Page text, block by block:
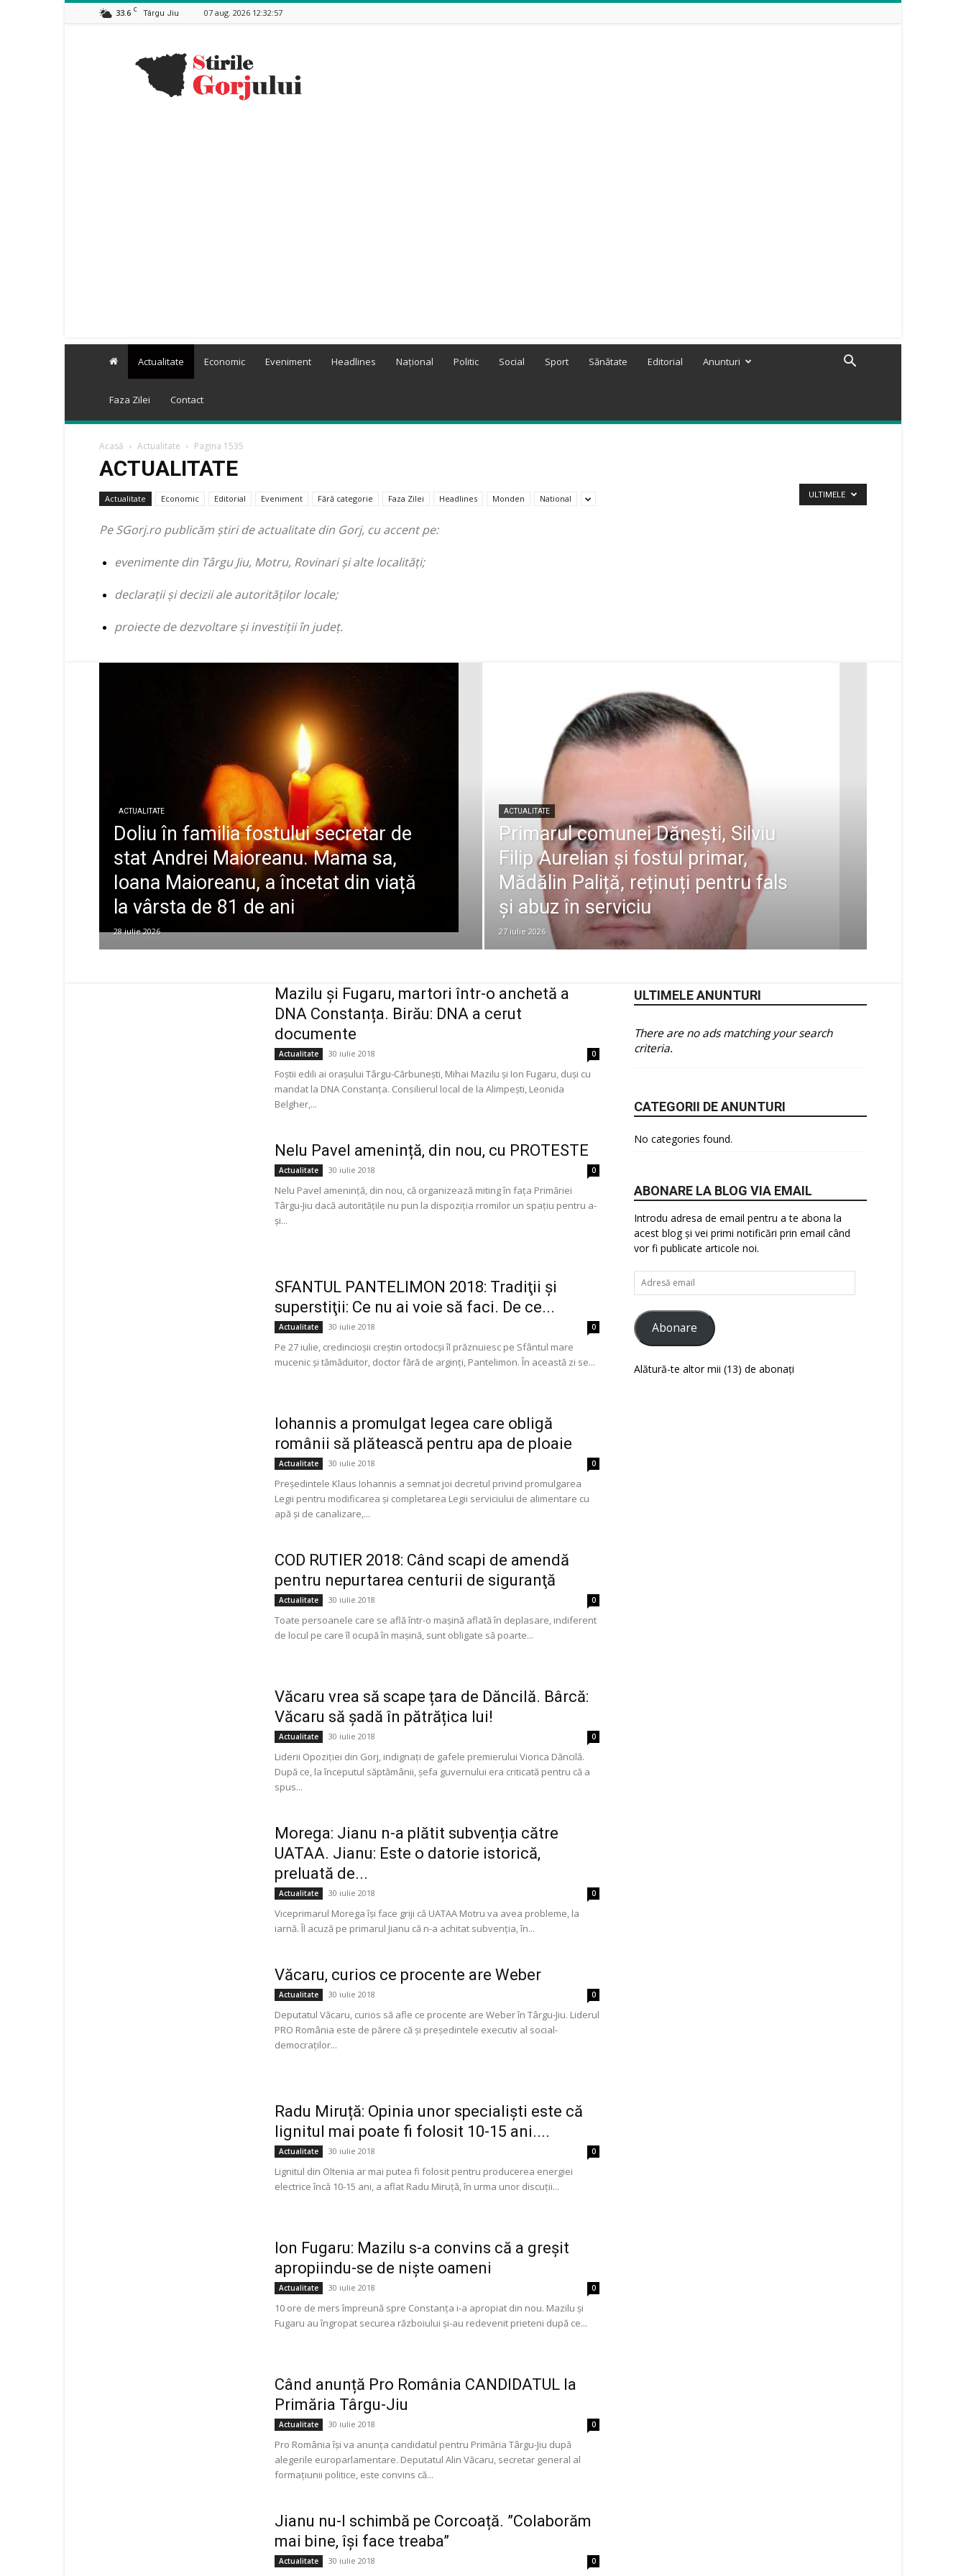
33.6 C Târgu Jiu 07 aug. 2026 12:32:57
Gorj
Actualitate Economic Eveniment Headlines Național Politic Social Sport Sănătate Editorial Anunturi
Faza Zilei Contact
Acasă Actualitate Pagina 1535
ACTUALITATE
Actualitate Economic Editorial Eveniment Fără categorie Faza Zilei Headlines Monden National
Pe SGorj.ro publicăm știri de actualitate din Gorj, cu accent pe:
evenimente din Târgu Jiu, Motru, Rovinari și alte localități;
declarații și decizii ale autorităților locale;
proiecte de dezvoltare și investiții în județ.
ULTIMELE
ACTUALITATE
Doliu în familia fostului secretar de
stat Andrei Maioreanu. Mama sa,
Ioana Maioreanu, a încetat din viață
la vârsta de 81 de ani
28 iulie 2026
ACTUALITATE
Primarul comunei Dănești, Silviu
Filip Aurelian și fostul primar,
Mădălin Paliță, reținuți pentru fals
și abuz în serviciu
27 iulie 2026
Mazilu și Fugaru, martori într-o anchetă a
DNA Constanța. Birău: DNA a cerut
documente
Actualitate 30 iulie 2018 0
Foștii edili ai orașului Târgu-Cărbunești, Mihai Mazilu și Ion Fugaru, duși cu
mandat la DNA Constanța. Consilierul local de la Alimpești, Leonida
Belgher,...
Nelu Pavel amenință, din nou, cu PROTESTE
Actualitate 30 iulie 2018 0
Nelu Pavel amenință, din nou, că organizează miting în fața Primăriei
Târgu-Jiu dacă autoritățile nu pun la dispoziția rromilor un spațiu pentru a-
și...
SFANTUL PANTELIMON 2018: Tradiţii şi
superstiţii: Ce nu ai voie să faci. De ce...
Actualitate 30 iulie 2018 0
Pe 27 iulie, credincioșii creștin ortodocși îl prăznuiesc pe Sfântul mare
mucenic și tămăduitor, doctor fără de arginți, Pantelimon. În această zi se...
Iohannis a promulgat legea care obligă
românii să plătească pentru apa de ploaie
Actualitate 30 iulie 2018 0
Preşedintele Klaus Iohannis a semnat joi decretul privind promulgarea
Legii pentru modificarea şi completarea Legii serviciului de alimentare cu
apă şi de canalizare,...
COD RUTIER 2018: Când scapi de amendă
pentru nepurtarea centurii de siguranţă
Actualitate 30 iulie 2018 0
Toate persoanele care se află într-o mașină aflată în deplasare, indiferent
de locul pe care îl ocupă în mașină, sunt obligate să poarte...
Văcaru vrea să scape țara de Dăncilă. Bârcă:
Văcaru să șadă în pătrățica lui!
Actualitate 30 iulie 2018 0
Liderii Opoziției din Gorj, indignați de gafele premierului Viorica Dăncilă.
După ce, la începutul săptămânii, șefa guvernului era criticată pentru că a
spus...
Morega: Jianu n-a plătit subvenția către
UATAA. Jianu: Este o datorie istorică,
preluată de...
Actualitate 30 iulie 2018 0
Viceprimarul Morega își face griji că UATAA Motru va avea probleme, la
iarnă. Îl acuză pe primarul Jianu că n-a achitat subvenția, în...
Văcaru, curios ce procente are Weber
Actualitate 30 iulie 2018 0
Deputatul Văcaru, curios să afle ce procente are Weber în Târgu-Jiu. Liderul
PRO România este de părere că și președintele executiv al social-
democraților...
Radu Miruță: Opinia unor specialiști este că
lignitul mai poate fi folosit 10-15 ani....
Actualitate 30 iulie 2018 0
Lignitul din Oltenia ar mai putea fi folosit pentru producerea energiei
electrice încă 10-15 ani, a aflat Radu Miruță, în urma unor discuții...
Ion Fugaru: Mazilu s-a convins că a greșit
apropiindu-se de niște oameni
Actualitate 30 iulie 2018 0
10 ore de mers împreună spre Constanța i-a apropiat din nou. Mazilu și
Fugaru au îngropat securea războiului și-au redevenit prieteni după ce...
Când anunță Pro România CANDIDATUL la
Primăria Târgu-Jiu
Actualitate 30 iulie 2018 0
Pro România își va anunța candidatul pentru Primăria Târgu-Jiu după
alegerile europarlamentare. Deputatul Alin Văcaru, secretar general al
formațiunii politice, este convins că...
Jianu nu-l schimbă pe Corcoață. ”Colaborăm
mai bine, își face treaba”
Actualitate 30 iulie 2018 0
ULTIMELE ANUNTURI
There are no ads matching your search
criteria.
CATEGORII DE ANUNTURI
No categories found.
ABONARE LA BLOG VIA EMAIL
Introdu adresa de email pentru a te abona la
acest blog și vei primi notificări prin email când
vor fi publicate articole noi.
Adresă
email
Abonare
Alătură-te altor mii (13) de abonați